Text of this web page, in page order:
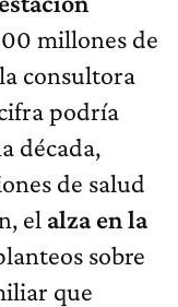
millones de
consultora
podría
década,
de salud
el alza en la
sobre
que